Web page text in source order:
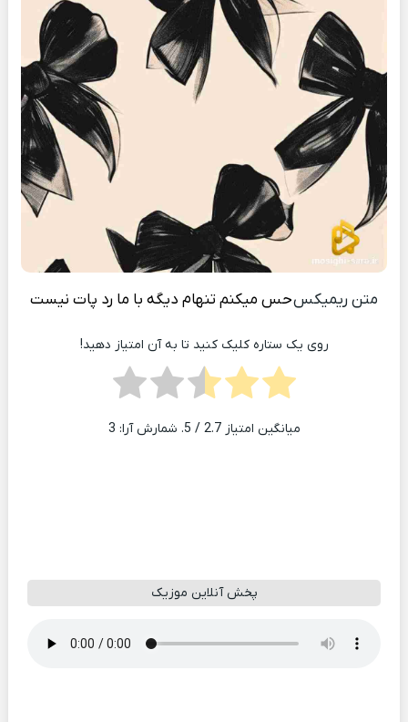
متن ریمیکسحس میکنم تنهام دیگه با ما رد پات نیست
روی یک ستاره کلیک کنید تا به آن امتیاز دهید!
میانگین امتیاز2.7 / 5. شمارش آرا: 3
پخش آنلاین موزیک